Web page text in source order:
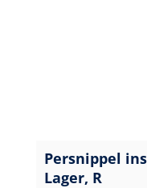
Persnippel
Lager, R